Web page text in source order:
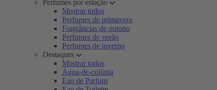
Perfumes por estação
Mostrar todos
Perfumes de primavera
Fragrâncias de outono
Perfumes de verão
Perfumes de inverno
Destaques
Mostrar todos
Água-de-colónia
Eau de Parfum